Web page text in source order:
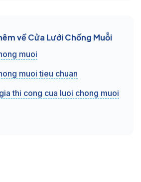
về Cửa Lưới Chống Muỗi
muoi
muoi tieu chuan
thi cong cua luoi chong muoi